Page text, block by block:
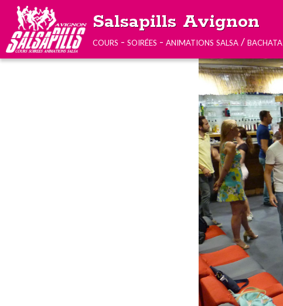
Salsapills Avignon
cours - soirées - animations salsa / bachata